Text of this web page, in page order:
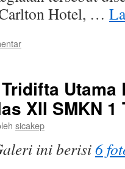
Hotel, …
Utama
XII SMKN
sicakep
ini berisi6